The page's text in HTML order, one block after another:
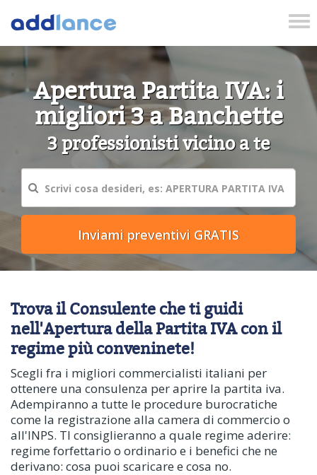
Apertura Partita IVA: i
migliori 3 a Banchette
3 professionisti vicino a te
Trova il Consulente che ti guidi
nell'Apertura della Partita IVA con il
regime più conveninete!
Scegli fra i migliori commercialisti italiani per
ottenere una consulenza per aprire la partita iva.
Adempiranno a tutte le procedure burocratiche
come la registrazione alla camera di commercio o
all'INPS. TI consiglieranno a quale regime aderire:
regime forfettario o ordinario e i benefici che ne
derivano: cosa puoi scaricare e cosa no.